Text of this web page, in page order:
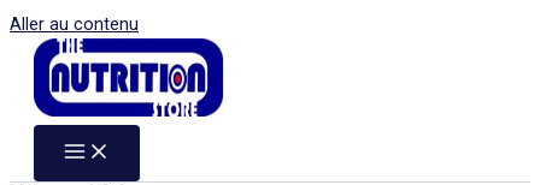
Aller au contenu